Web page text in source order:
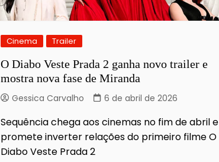
Cinema Trailer
O Diabo Veste Prada 2 ganha novo trailer e
mostra nova fase de Miranda
Gessica Carvalho 6 de abril de 2026
Sequência chega aos cinemas no fim de abril e
promete inverter relações do primeiro filme O
Diabo Veste Prada 2